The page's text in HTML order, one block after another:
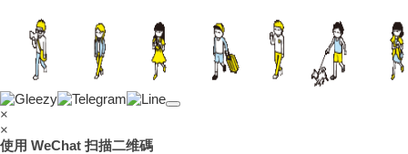
送
×
×
使用 WeChat 扫描二维碼